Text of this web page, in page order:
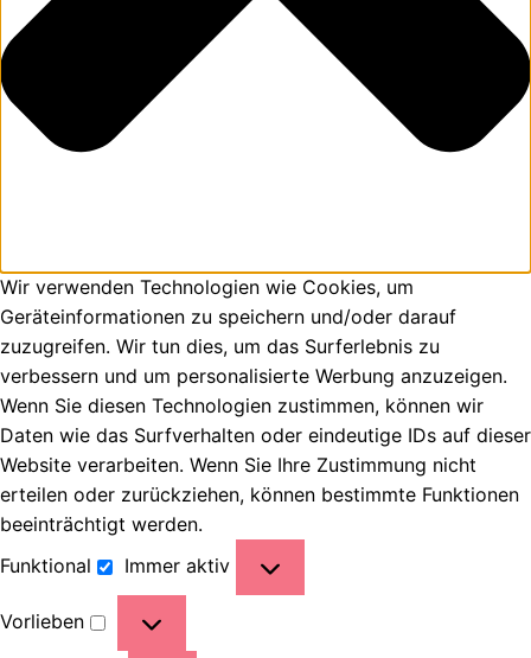
Wir verwenden Technologien wie Cookies, um
Geräteinformationen zu speichern und/oder darauf
zuzugreifen. Wir tun dies, um das Surferlebnis zu
verbessern und um personalisierte Werbung anzuzeigen.
Wenn Sie diesen Technologien zustimmen, können wir
Daten wie das Surfverhalten oder eindeutige IDs auf dieser
Website verarbeiten. Wenn Sie Ihre Zustimmung nicht
erteilen oder zurückziehen, können bestimmte Funktionen
beeinträchtigt werden.
Funktional
Immer aktiv
Vorlieben